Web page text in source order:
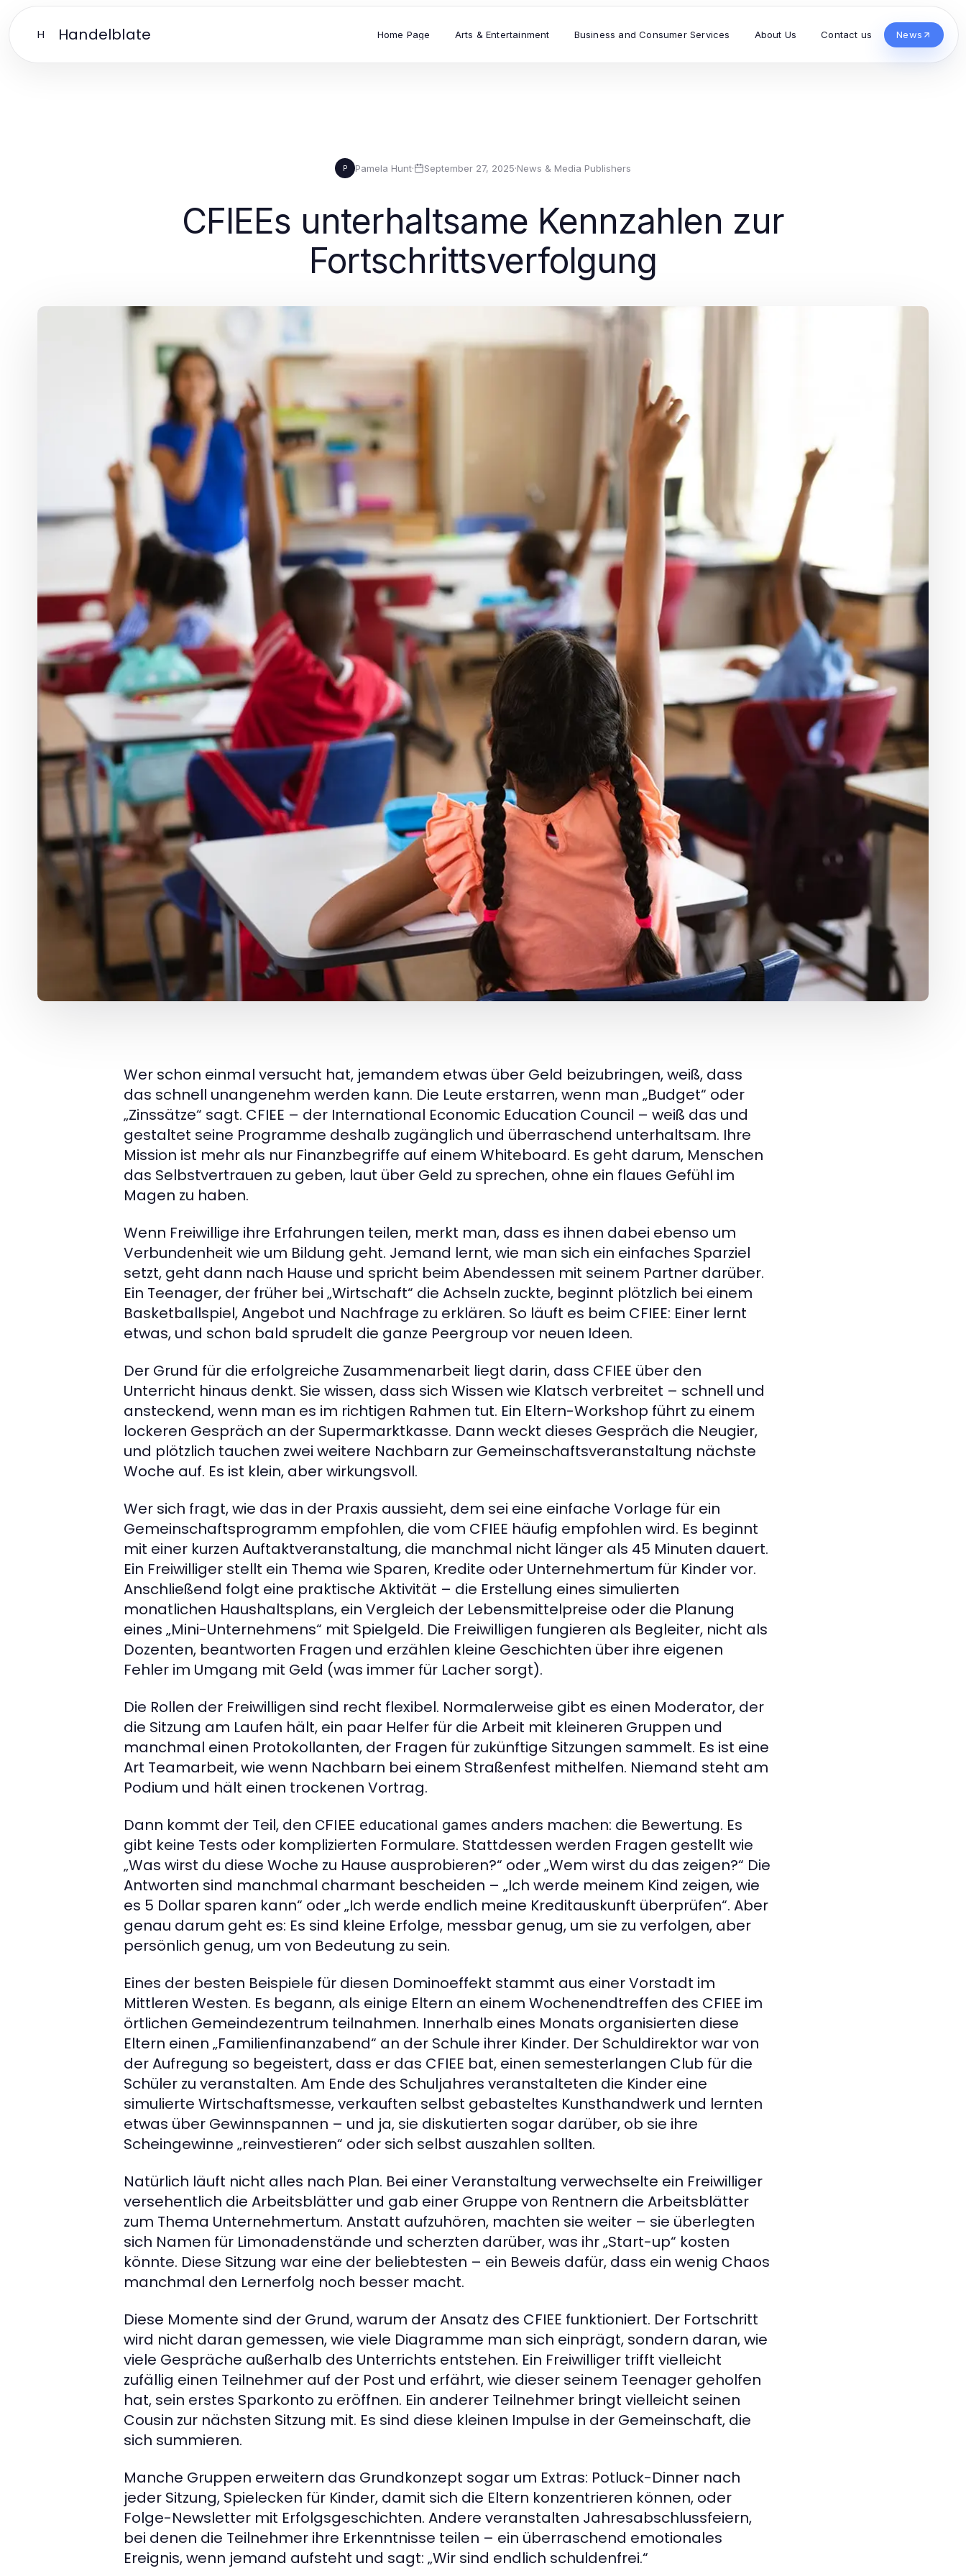
H Handelblate Home Page Arts & Entertainment Business and Consumer Services About Us Contact us News
P Pamela Hunt· September 27, 2025·News & Media Publishers
CFIEEs unterhaltsame Kennzahlen zur
Fortschrittsverfolgung
Wer schon einmal versucht hat, jemandem etwas über Geld beizubringen, weiß, dass
das schnell unangenehm werden kann. Die Leute erstarren, wenn man „Budget“ oder
„Zinssätze“ sagt. CFIEE – der International Economic Education Council – weiß das und
gestaltet seine Programme deshalb zugänglich und überraschend unterhaltsam. Ihre
Mission ist mehr als nur Finanzbegriffe auf einem Whiteboard. Es geht darum, Menschen
das Selbstvertrauen zu geben, laut über Geld zu sprechen, ohne ein flaues Gefühl im
Magen zu haben.
Wenn Freiwillige ihre Erfahrungen teilen, merkt man, dass es ihnen dabei ebenso um
Verbundenheit wie um Bildung geht. Jemand lernt, wie man sich ein einfaches Sparziel
setzt, geht dann nach Hause und spricht beim Abendessen mit seinem Partner darüber.
Ein Teenager, der früher bei „Wirtschaft“ die Achseln zuckte, beginnt plötzlich bei einem
Basketballspiel, Angebot und Nachfrage zu erklären. So läuft es beim CFIEE: Einer lernt
etwas, und schon bald sprudelt die ganze Peergroup vor neuen Ideen.
Der Grund für die erfolgreiche Zusammenarbeit liegt darin, dass CFIEE über den
Unterricht hinaus denkt. Sie wissen, dass sich Wissen wie Klatsch verbreitet – schnell und
ansteckend, wenn man es im richtigen Rahmen tut. Ein Eltern-Workshop führt zu einem
lockeren Gespräch an der Supermarktkasse. Dann weckt dieses Gespräch die Neugier,
und plötzlich tauchen zwei weitere Nachbarn zur Gemeinschaftsveranstaltung nächste
Woche auf. Es ist klein, aber wirkungsvoll.
Wer sich fragt, wie das in der Praxis aussieht, dem sei eine einfache Vorlage für ein
Gemeinschaftsprogramm empfohlen, die vom CFIEE häufig empfohlen wird. Es beginnt
mit einer kurzen Auftaktveranstaltung, die manchmal nicht länger als 45 Minuten dauert.
Ein Freiwilliger stellt ein Thema wie Sparen, Kredite oder Unternehmertum für Kinder vor.
Anschließend folgt eine praktische Aktivität – die Erstellung eines simulierten
monatlichen Haushaltsplans, ein Vergleich der Lebensmittelpreise oder die Planung
eines „Mini-Unternehmens“ mit Spielgeld. Die Freiwilligen fungieren als Begleiter, nicht als
Dozenten, beantworten Fragen und erzählen kleine Geschichten über ihre eigenen
Fehler im Umgang mit Geld (was immer für Lacher sorgt).
Die Rollen der Freiwilligen sind recht flexibel. Normalerweise gibt es einen Moderator, der
die Sitzung am Laufen hält, ein paar Helfer für die Arbeit mit kleineren Gruppen und
manchmal einen Protokollanten, der Fragen für zukünftige Sitzungen sammelt. Es ist eine
Art Teamarbeit, wie wenn Nachbarn bei einem Straßenfest mithelfen. Niemand steht am
Podium und hält einen trockenen Vortrag.
Dann kommt der Teil, den CFIEE educational games anders machen: die Bewertung. Es
gibt keine Tests oder komplizierten Formulare. Stattdessen werden Fragen gestellt wie
„Was wirst du diese Woche zu Hause ausprobieren?“ oder „Wem wirst du das zeigen?“ Die
Antworten sind manchmal charmant bescheiden – „Ich werde meinem Kind zeigen, wie
es 5 Dollar sparen kann“ oder „Ich werde endlich meine Kreditauskunft überprüfen“. Aber
genau darum geht es: Es sind kleine Erfolge, messbar genug, um sie zu verfolgen, aber
persönlich genug, um von Bedeutung zu sein.
Eines der besten Beispiele für diesen Dominoeffekt stammt aus einer Vorstadt im
Mittleren Westen. Es begann, als einige Eltern an einem Wochenendtreffen des CFIEE im
örtlichen Gemeindezentrum teilnahmen. Innerhalb eines Monats organisierten diese
Eltern einen „Familienfinanzabend“ an der Schule ihrer Kinder. Der Schuldirektor war von
der Aufregung so begeistert, dass er das CFIEE bat, einen semesterlangen Club für die
Schüler zu veranstalten. Am Ende des Schuljahres veranstalteten die Kinder eine
simulierte Wirtschaftsmesse, verkauften selbst gebasteltes Kunsthandwerk und lernten
etwas über Gewinnspannen – und ja, sie diskutierten sogar darüber, ob sie ihre
Scheingewinne „reinvestieren“ oder sich selbst auszahlen sollten.
Natürlich läuft nicht alles nach Plan. Bei einer Veranstaltung verwechselte ein Freiwilliger
versehentlich die Arbeitsblätter und gab einer Gruppe von Rentnern die Arbeitsblätter
zum Thema Unternehmertum. Anstatt aufzuhören, machten sie weiter – sie überlegten
sich Namen für Limonadenstände und scherzten darüber, was ihr „Start-up“ kosten
könnte. Diese Sitzung war eine der beliebtesten – ein Beweis dafür, dass ein wenig Chaos
manchmal den Lernerfolg noch besser macht.
Diese Momente sind der Grund, warum der Ansatz des CFIEE funktioniert. Der Fortschritt
wird nicht daran gemessen, wie viele Diagramme man sich einprägt, sondern daran, wie
viele Gespräche außerhalb des Unterrichts entstehen. Ein Freiwilliger trifft vielleicht
zufällig einen Teilnehmer auf der Post und erfährt, wie dieser seinem Teenager geholfen
hat, sein erstes Sparkonto zu eröffnen. Ein anderer Teilnehmer bringt vielleicht seinen
Cousin zur nächsten Sitzung mit. Es sind diese kleinen Impulse in der Gemeinschaft, die
sich summieren.
Manche Gruppen erweitern das Grundkonzept sogar um Extras: Potluck-Dinner nach
jeder Sitzung, Spielecken für Kinder, damit sich die Eltern konzentrieren können, oder
Folge-Newsletter mit Erfolgsgeschichten. Andere veranstalten Jahresabschlussfeiern,
bei denen die Teilnehmer ihre Erkenntnisse teilen – ein überraschend emotionales
Ereignis, wenn jemand aufsteht und sagt: „Wir sind endlich schuldenfrei.“